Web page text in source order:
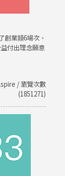
創業類6場次、
付出理念願意
/ 瀏覽次數
(1851271)